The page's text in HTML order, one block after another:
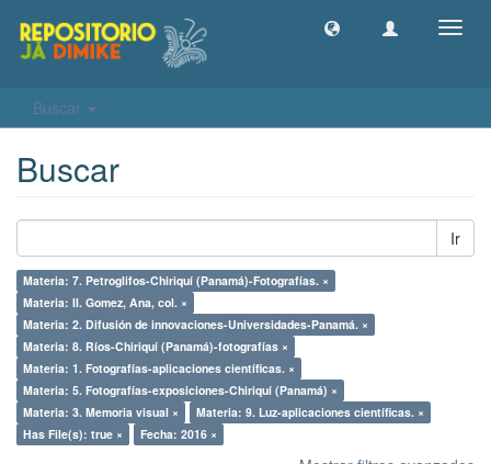
Buscar
Buscar
Ir
Materia: 7. Petroglifos-Chiriquí (Panamá)-Fotografías. ×
Materia: II. Gomez, Ana, col. ×
Materia: 2. Difusión de innovaciones-Universidades-Panamá. ×
Materia: 8. Ríos-Chiriquí (Panamá)-fotografías ×
Materia: 1. Fotografías-aplicaciones científicas. ×
Materia: 5. Fotografías-exposiciones-Chiriquí (Panamá) ×
Materia: 3. Memoria visual ×
Materia: 9. Luz-aplicaciones científicas. ×
Has File(s): true ×
Fecha: 2016 ×